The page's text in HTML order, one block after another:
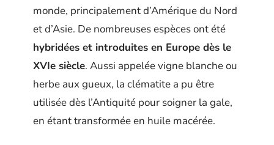
monde, principalement d’Amérique du Nord
et d’Asie. De nombreuses espèces ont été
hybridées et introduites en Europe dès le
XVIe siècle. Aussi appelée vigne blanche ou
herbe aux gueux, la clématite a pu être
utilisée dès l’Antiquité pour soigner la gale,
en étant transformée en huile macérée.